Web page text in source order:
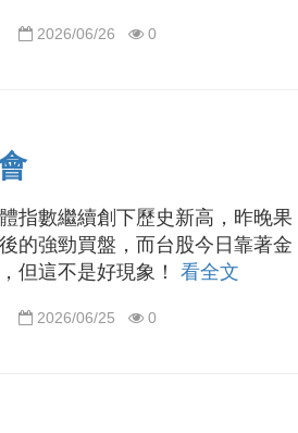
2026/06/26 0
指數繼續創下歷史新高，昨晚果
的強勁買盤，而台股今日靠著金
但這不是好現象！看全文
2026/06/25 0